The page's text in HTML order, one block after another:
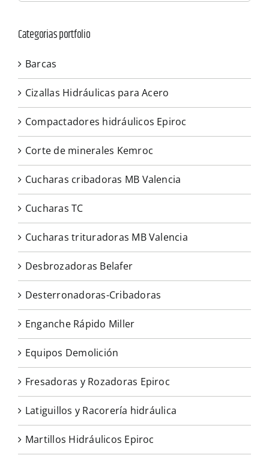
Categorias portfolio
Barcas
Cizallas Hidráulicas para Acero
Compactadores hidráulicos Epiroc
Corte de minerales Kemroc
Cucharas cribadoras MB Valencia
Cucharas TC
Cucharas trituradoras MB Valencia
Desbrozadoras Belafer
Desterronadoras-Cribadoras
Enganche Rápido Miller
Equipos Demolición
Fresadoras y Rozadoras Epiroc
Latiguillos y Racorería hidráulica
Martillos Hidráulicos Epiroc